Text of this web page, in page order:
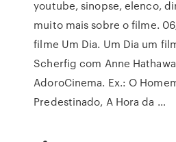
youtube, sinopse, elenco,
muito mais sobre o filme.
filme Um Dia. Um Dia um
Scherfig com Anne
AdoroCinema. Ex.: O
Predestinado, A Hora da …